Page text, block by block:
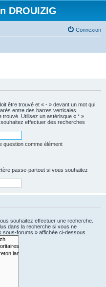
DROUIZIG
Connexion
être trouvé et « - » devant un mot qui
entre des barres verticales
trouvé. Utilisez un astérisque « * »
effectuer des recherches
question comme élément
passe-partout si vous souhaitez
souhaitez effectuer une recherche.
dans la recherche si vous ne
sous-forums » affichée ci-dessous.